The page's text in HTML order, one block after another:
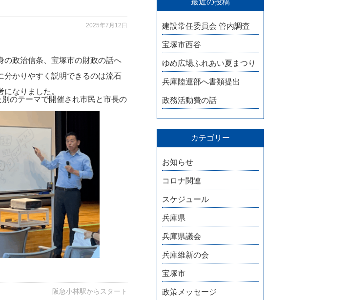
2025年7月12日
の政治信条、宝塚市の財政の話へ
分かりやすく説明できるのは流石
なりました。
のテーマで開催され市民と市長の
阪急小林駅からスタート
最近の投稿
建設常任委員会 管内調査
宝塚市西谷
ゆめ広場ふれあい夏まつり
兵庫陸運部へ書類提出
政務活動費の話
カテゴリー
お知らせ
コロナ関連
スケジュール
兵庫県
兵庫県議会
兵庫維新の会
宝塚市
政策メッセージ